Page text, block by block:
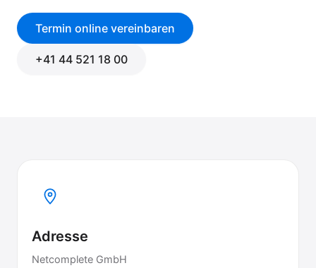
Termin online vereinbaren
+41 44 521 18 00
Adresse
Netcomplete GmbH